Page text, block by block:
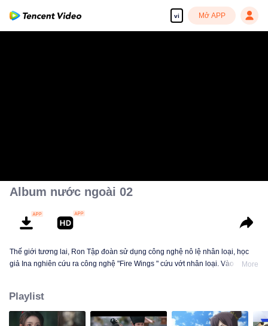
vi Mở APP
Album nước ngoài 02
Thế giới tương lai, Ron Tập đoàn sử dụng công nghệ nô lệ nhân loại, học
giả Ina nghiên cứu ra công nghệ "Fire Wings " cứu vớt nhân loại. Vào thời
đô nhân dân.
More
Playlist